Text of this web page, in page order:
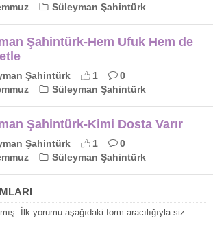
Süleyman Şahintürk
Şahintürk-Hem Ufuk Hem de
Şahintürk 1
0
Süleyman Şahintürk
Şahintürk-Kimi Dosta Varır
Şahintürk 1
0
Süleyman Şahintürk
İlk yorumu aşağıdaki form aracılığıyla siz